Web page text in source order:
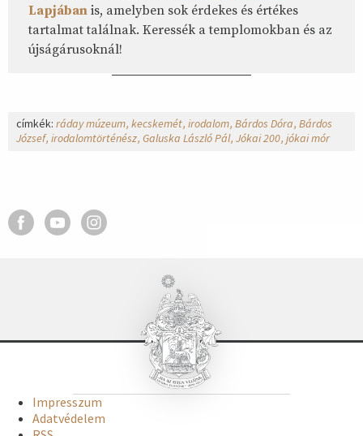
Lapjában is, amelyben sok érdekes és értékes
tartalmat találnak. Keressék a templomokban és az
újságárusoknál!
címkék: ráday múzeum kecskemét irodalom Bárdos Dóra Bárdos
József irodalomtörténész Galuska László Pál Jókai 200 jókai mór
Impresszum
Adatvédelem